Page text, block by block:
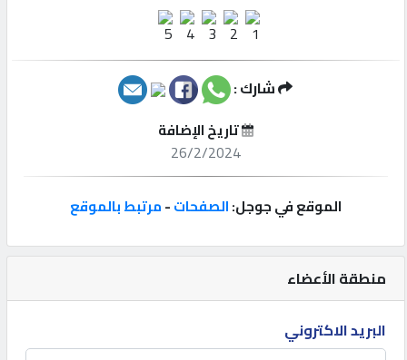
إتصل
كيو
منطقة الأعضاء
البريد الاكتروني
شارك :
تاريخ الإضافة
26/2/2024
الموقع في جوجل:الصفحات-مرتبط بالموقع